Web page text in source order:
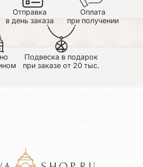
Отправка
в день заказа
Оплата
при получении
Подвеска в подарок
при заказе от 20 тыс.